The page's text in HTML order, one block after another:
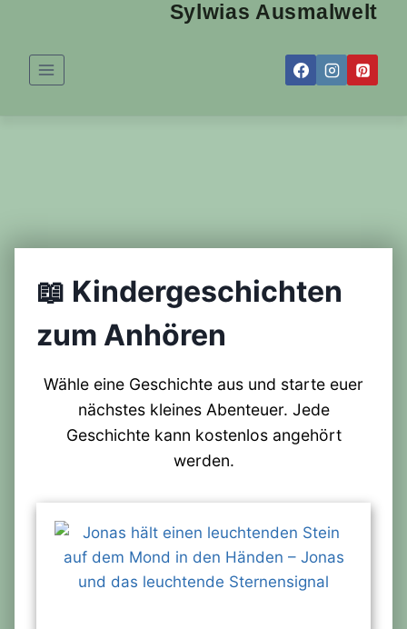
springen
Sylwias Ausmalwelt
📖 Kindergeschichten
zum Anhören
Wähle eine Geschichte aus und starte euer
nächstes kleines Abenteuer. Jede
Geschichte kann kostenlos angehört
werden.